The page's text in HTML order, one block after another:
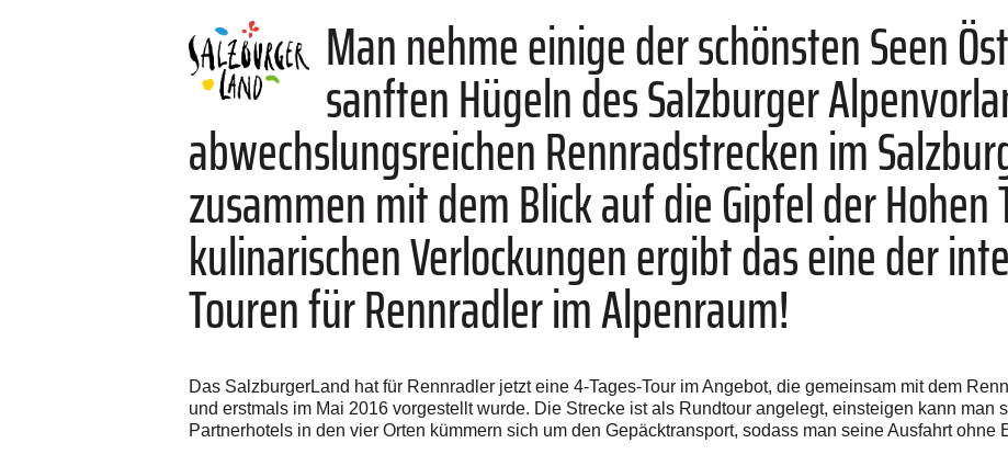
Man nehme einige der schönsten Seen
sanften Hügeln des Salzburger
abwechslungsreichen Rennradstrecken im
zusammen mit dem Blick auf die Gipfel der
kulinarischen Verlockungen ergibt das eine der
Touren für Rennradler im Alpenraum!
Das SalzburgerLand hat für Rennradler jetzt eine 4-Tages-Tour im Angebot, die gemeinsam mit dem
und erstmals im Mai 2016 vorgestellt wurde. Die Strecke ist als Rundtour angelegt, einsteigen kann man
Partnerhotels in den vier Orten kümmern sich um den Gepäcktransport, sodass man seine Ausfahrt